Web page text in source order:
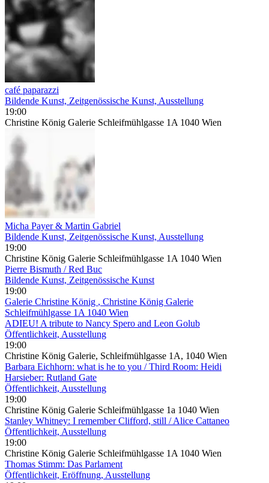
café paparazzi
Bildende Kunst, Zeitgenössische Kunst, Ausstellung
19:00
Christine König Galerie Schleifmühlgasse 1A 1040 Wien
Micha Payer & Martin Gabriel
Bildende Kunst, Zeitgenössische Kunst, Ausstellung
19:00
Christine König Galerie Schleifmühlgasse 1A 1040 Wien
Pierre Bismuth / Red Buc
Bildende Kunst, Zeitgenössische Kunst
19:00
Galerie Christine König , Christine König Galerie
Schleifmühlgasse 1A 1040 Wien
ADIEU! A tribute to Nancy Spero and Leon Golub
Öffentlichkeit, Ausstellung
19:00
Christine König Galerie, Schleifmühlgasse 1A, 1040 Wien
Barbara Eichhorn: what is he to you / Third Room: Heidi
Harsieber: Rutland Gate
Öffentlichkeit, Ausstellung
19:00
Christine König Galerie Schleifmühlgasse 1a 1040 Wien
Stanley Whitney: I remember Clifford, still / Alice Cattaneo
Öffentlichkeit, Ausstellung
19:00
Christine König Galerie Schleifmühlgasse 1A 1040 Wien
Thomas Stimm: Das Parlament
Öffentlichkeit, Eröffnung, Ausstellung